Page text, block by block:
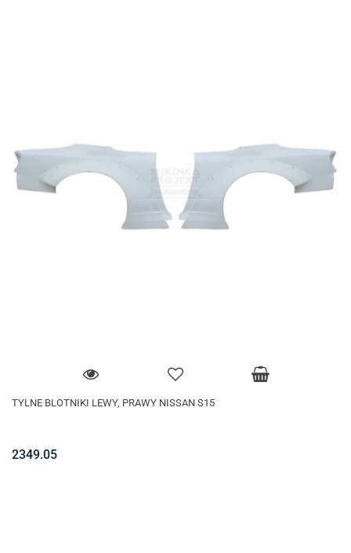
TYLNE BLOTNIKI LEWY, PRAWY NISSAN S15
2349.05